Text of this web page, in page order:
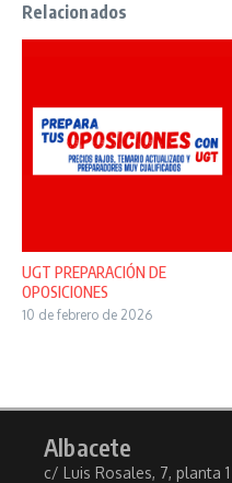
Relacionados
UGT PREPARACIÓN DE
OPOSICIONES
10 de febrero de 2026
Albacete
c/ Luis Rosales, 7, planta 1